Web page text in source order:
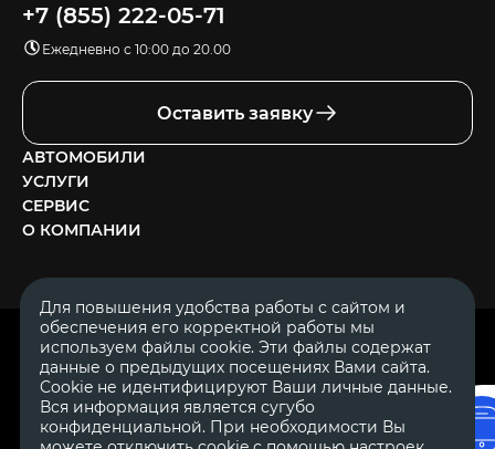
+7 (855) 222-05-71
Ежедневно с 10:00 до 20.00
Оставить заявку
АВТОМОБИЛИ
УСЛУГИ
СЕРВИС
О КОМПАНИИ
© 2007—2026 «Диалог Авто» — автосалон. Все права защищены.
Обращаем Ваше внимание на то, что данный Интернет-сайт
носит исключительно информационный характер и ни при
каких условиях не является публичной офертой, определяемой
ОГРН 1111644005153
ИНН 1644062657
Для повышения удобства работы с сайтом и
обеспечения его корректной работы мы
используем файлы cookie. Эти файлы содержат
данные о предыдущих посещениях Вами сайта.
Cookie не идентифицируют Ваши личные данные.
Вся информация является сугубо
конфиденциальной. При необходимости Вы